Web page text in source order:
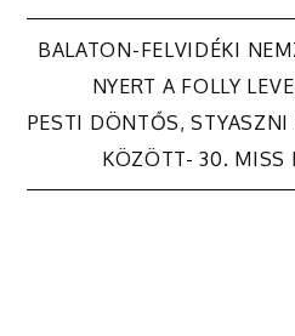
Bejegyzés
navigáció
BALATON-FELVIDÉKI
NYERT A FOLLY
PESTI DÖNTŐS,
KÖZÖTT- 30. MISS